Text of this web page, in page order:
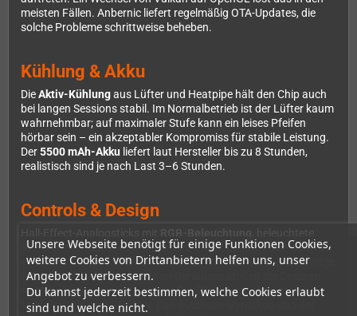
Unsere Webseite benötigt für einige Funktionen Cookies,
weitere Cookies von Drittanbietern helfen uns, unser
Angebot zu verbessern.
Du kannst jederzeit bestimmen, welche Cookies erlaubt
sind und welche nicht.
meisten Fällen. Anbernic liefert regelmäßig OTA-Updates, die
solche Probleme schrittweise beheben.
Kühlung & Akku
DieAktiv-Kühlungaus Lüfter und Heatpipe hält den Chip auch
bei langen Sessions stabil. Im Normalbetrieb ist der Lüfter kaum
wahrnehmbar; auf maximaler Stufe kann ein leises Pfeifen
hörbar sein – ein akzeptabler Kompromiss für stabile Leistung.
Der5500 mAh-Akku liefert laut Hersteller bis zu 8 Stunden,
realistisch sind je nach Last 3–6 Stunden.
Controls & Design
Start/Select-Tasten und ein solides D-Pad machen das Gerät zu
einem der komfortabelsten vertikalen Handhelds, die Anbernic je
gebaut hat. Dank des breiteren Gehäuses stoßen die Daumen
nicht mehr zusammen – ein großes Plus gegenüber älteren
Modellen wie dem RG406V. Das 6-Achsen-Gyroskop und der